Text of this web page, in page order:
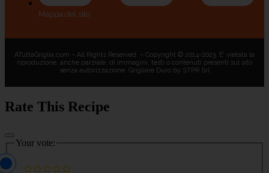
Mappa del sito
ATuttaGriglia.com – All Rights Reserved. – Copyright © 2014-2023. E’ vietata la
riproduzione, anche parziale, di immagini, testi o contenuti presenti sul sito
senza autorizzazione. Grigliare Duro by STPR Srl
Rate This Recipe
Your vote: